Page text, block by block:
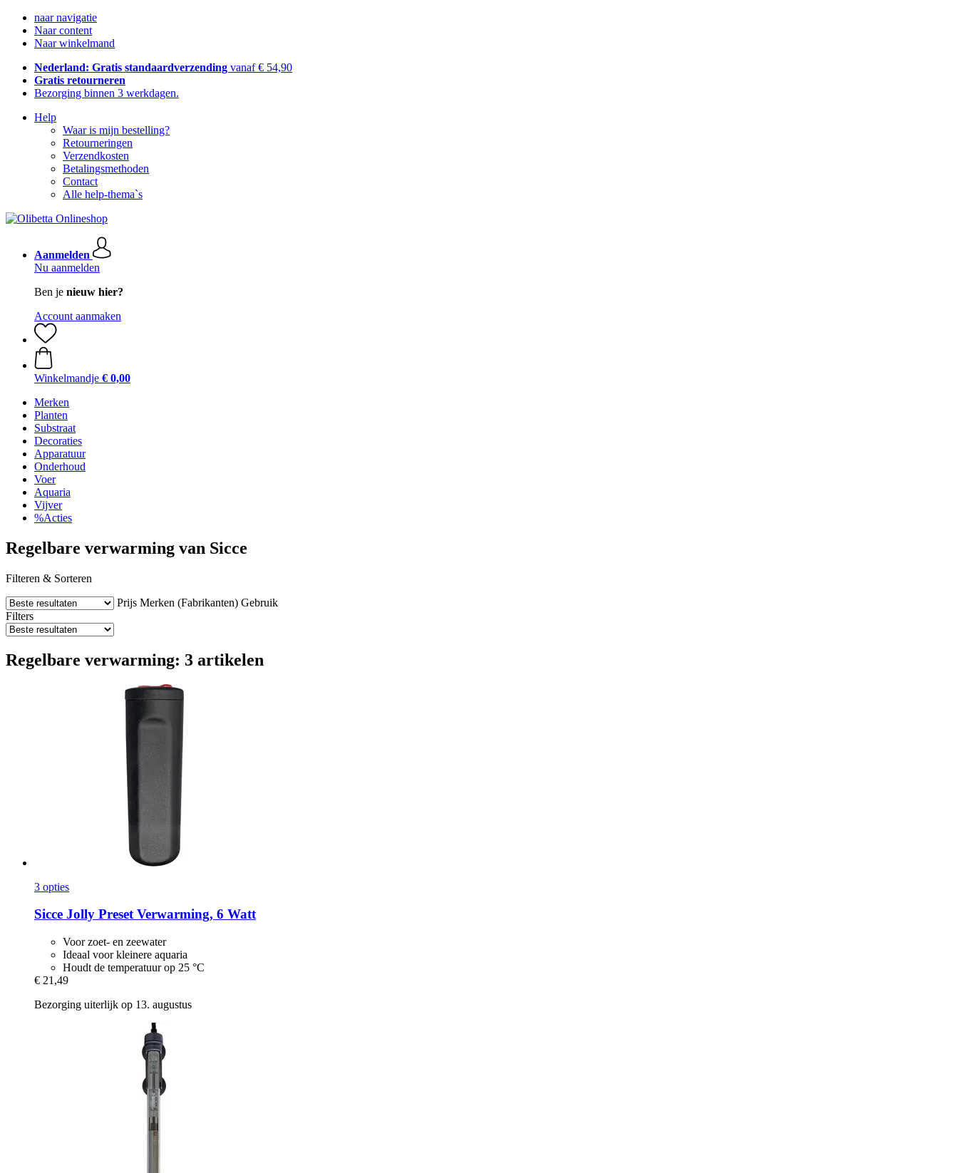
naar navigatie
Naar content
Naar winkelmand
Nederland: Gratis standaardverzending vanaf € 54,90
Gratis retourneren
Bezorging binnen 3 werkdagen.
Help
Waar is mijn bestelling?
Retourneringen
Verzendkosten
Betalingsmethoden
Contact
Alle help-thema`s
Aanmelden
Nu aanmelden
Ben je nieuw hier?
Account aanmaken
Winkelmandje € 0,00
Merken
Planten
Substraat
Decoraties
Apparatuur
Onderhoud
Voer
Aquaria
Vijver
%Acties
Regelbare verwarming van Sicce
Filteren & Sorteren
Prijs Merken (Fabrikanten) Gebruik
Filters
Regelbare verwarming: 3 artikelen
3 opties
Sicce Jolly Preset Verwarming, 6 Watt
Voor zoet- en zeewater
Ideaal voor kleinere aquaria
Houdt de temperatuur op 25 °C
€ 21,49
Bezorging uiterlijk op 13. augustus